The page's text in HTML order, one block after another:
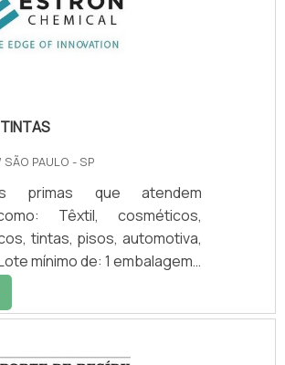
fontes de radiação são
a cada.
SÃO PAULO - SP
primas que atendem
Têxtil, cosméticos,
tintas, pisos, automotiva,
mínimo de: 1 embalagem -
tintas Estron ChemicalA
é uma marca líder em
tintas. Com sua linha de